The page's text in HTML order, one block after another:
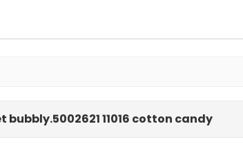
11016 cotton candy